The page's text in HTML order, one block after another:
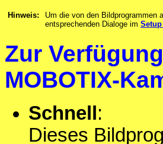
Hinweis:
Um die von den Bildprogrammen
entsprechenden Dialoge im
Zur
MOBOTIX-
Schnell :
Dieses